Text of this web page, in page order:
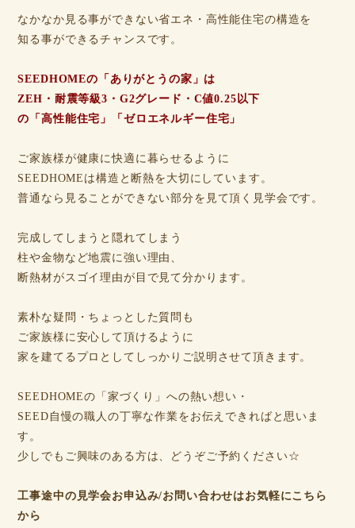
なかなか見る事ができない省エネ・高性能住宅の構造を
知る事ができるチャンスです。
SEEDHOMEの「ありがとうの家」は
ZEH・耐震等級3・G2グレード・C値0.25以下
の「高性能住宅」「ゼロエネルギー住宅」
ご家族様が健康に快適に暮らせるように
SEEDHOMEは構造と断熱を大切にしています。
普通なら見ることができない部分を見て頂く見学会です。
完成してしまうと隠れてしまう
柱や金物など地震に強い理由、
断熱材がスゴイ理由が目で見て分かります。
素朴な疑問・ちょっとした質問も
ご家族様に安心して頂けるように
家を建てるプロとしてしっかりご説明させて頂きます。
SEEDHOMEの「家づくり」への熱い想い・
SEED自慢の職人の丁寧な作業をお伝えできればと思いま
す。
少しでもご興味のある方は、どうぞご予約ください☆
工事途中の見学会お申込み/お問い合わせはお気軽にこちら
から